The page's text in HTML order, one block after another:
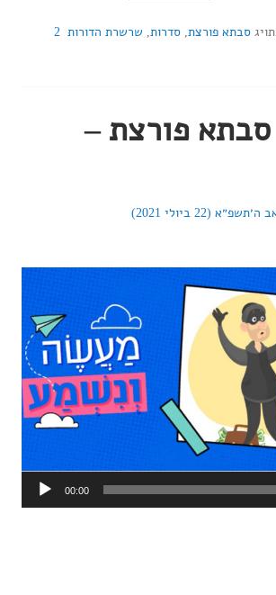
סבתא פורצת, סדרות, שרשרת הדורות 2
45: סבתא פורצת –
(22 ביולי 2021)
00:00